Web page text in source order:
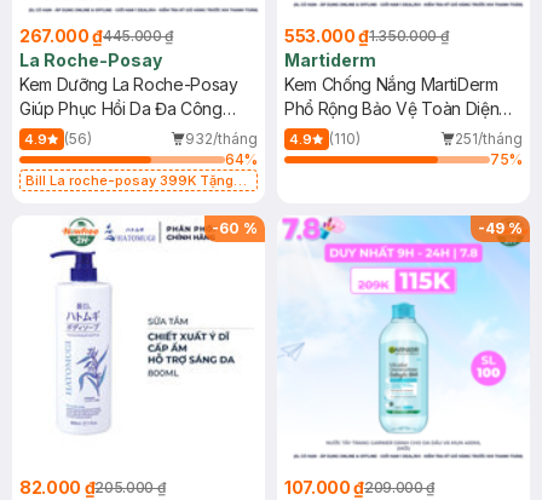
267.000 ₫445.000 ₫
La Roche-Posay
Kem Dưỡng La Roche-Posay
Giúp Phục Hồi Da Đa Công
Dụng 40ml
4.9 (56)
932/tháng
64%
Bill La roche-posay 399K Tặng
(SL có hạn)
553.000 ₫1.350.000 ₫
Martiderm
Kem Chống Nắng MartiDerm
Phổ Rộng Bảo Vệ Toàn Diện
40ml
4.9 (110)
251/tháng
75%
-60 %
82.000 ₫205.000 ₫
-49%
107.000 ₫209.000 ₫